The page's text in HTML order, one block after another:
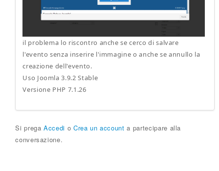
il problema lo riscontro anche se cerco di salvare
l'evento senza inserire l'immagine o anche se annullo la
creazione dell'evento.
Uso Joomla 3.9.2 Stable
Versione PHP 7.1.26
Si pregaAccedi o Crea un account a partecipare alla
conversazione.